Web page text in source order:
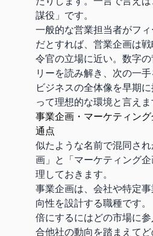
謀役」です。
一般的な営業担当者がフ
だとすれば、営業企画は
令官の立場に近い。数字
リーを読み解き、次の一手
ビジネスの全体像を早期
って理想的な環境と言えま
事業企画・マーケティン
通点
似たような名前で混同さ
画」と「マーケティング
理しておきます。
事業企画は、会社や特定
向性を設計する職種です
倍にするにはどの市場に
合他社の動向を踏まえて